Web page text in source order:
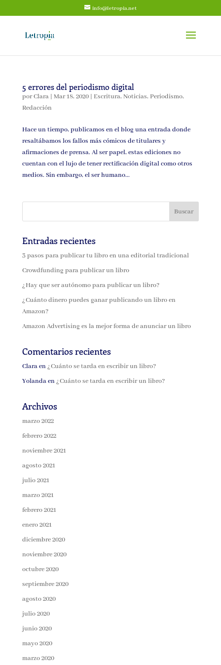
info@letropia.net
5 errores del periodismo digital
porClara| Mar 18, 2020| Escritura, Noticias, Periodismo,
Redacción
Hace un tiempo, publicamos en el blog una entrada donde
resaltábamos los fallos más cómicos de titulares y
afirmaciones de prensa. Al ser papel, estas ediciones no
cuentan con el lujo de tener rectificación digital como otros
medios. Sin embargo, el ser humano...
Entradas recientes
3 pasos para publicar tu libro en una editorial tradicional
Crowdfunding para publicar un libro
¿Hay que ser autónomo para publicar un libro?
¿Cuánto dinero puedes ganar publicando un libro en
Amazon?
Amazon Advertising es la mejor forma de anunciar un libro
Comentarios recientes
Claraen¿Cuánto se tarda en escribir un libro?
Yolandaen¿Cuánto se tarda en escribir un libro?
Archivos
marzo 2022
febrero 2022
noviembre 2021
agosto 2021
julio 2021
marzo 2021
febrero 2021
enero 2021
diciembre 2020
noviembre 2020
octubre 2020
septiembre 2020
agosto 2020
julio 2020
junio 2020
mayo 2020
marzo 2020